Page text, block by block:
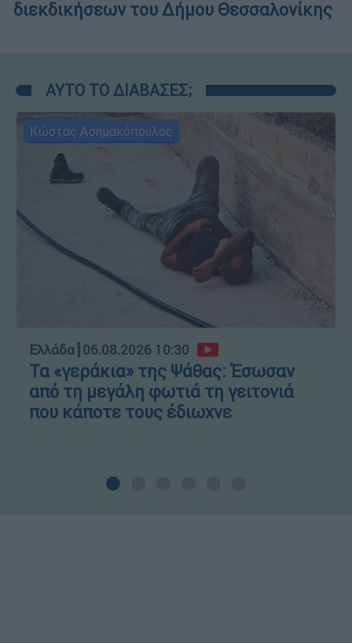
διεκδικήσεων του Δήμου Θεσσαλονίκης
ΑΥΤΟ ΤΟ ΔΙΑΒΑΣΕΣ;
Κώστας Ασημακόπουλος
Ελλάδα┋06.08.2026 10:30
Τα «γεράκια» της Ψάθας: Έσωσαν
από τη μεγάλη φωτιά τη γειτονιά
που κάποτε τους έδιωχνε